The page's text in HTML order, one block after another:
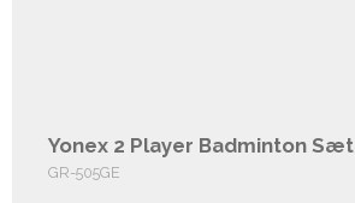
Yonex 2 Player Badminton Sæt
GR-505GE